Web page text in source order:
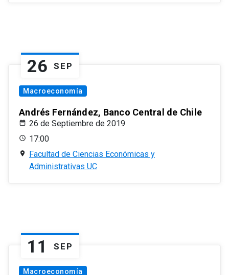
26 SEP
Macroeconomía
Andrés Fernández, Banco Central de Chile
26 de Septiembre de 2019
17:00
Facultad de Ciencias Económicas y
Administrativas UC
11 SEP
Macroeconomía